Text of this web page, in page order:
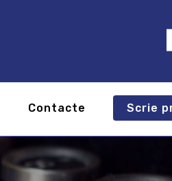
Contacte Scrie